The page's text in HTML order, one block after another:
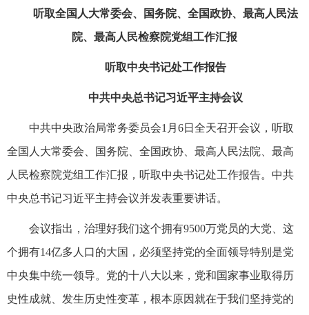
听取全国人大常委会、国务院、全国政协、最高人民法
院、最高人民检察院党组工作汇报
听取中央书记处工作报告
中共中央总书记习近平主持会议
中共中央政治局常务委员会1月6日全天召开会议，听取
全国人大常委会、国务院、全国政协、最高人民法院、最高
人民检察院党组工作汇报，听取中央书记处工作报告。中共
中央总书记习近平主持会议并发表重要讲话。
会议指出，治理好我们这个拥有9500万党员的大党、这
个拥有14亿多人口的大国，必须坚持党的全面领导特别是党
中央集中统一领导。党的十八大以来，党和国家事业取得历
史性成就、发生历史性变革，根本原因就在于我们坚持党的